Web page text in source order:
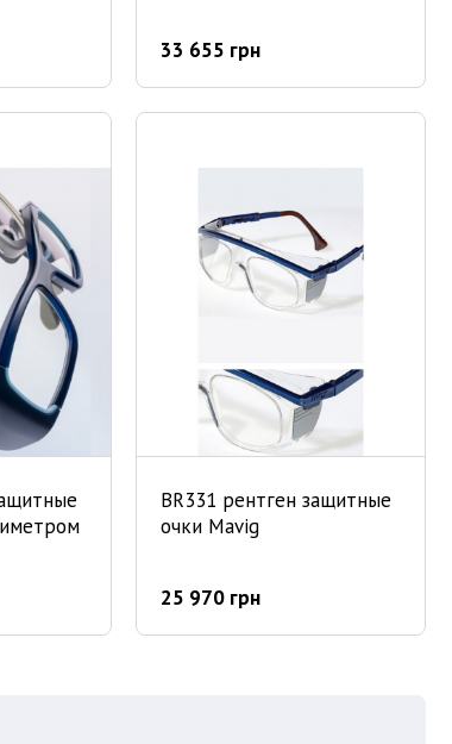
33 655 грн
BR331 рентген защитные
очки Mavig
25 970 грн